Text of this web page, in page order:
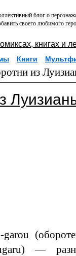
блог о
своего любимого
книгах и
Книги
из
—